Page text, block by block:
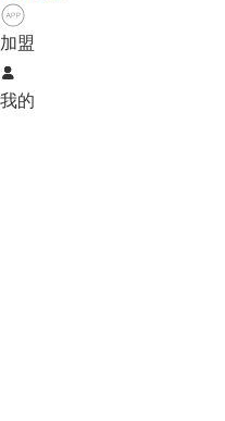
加盟

我的